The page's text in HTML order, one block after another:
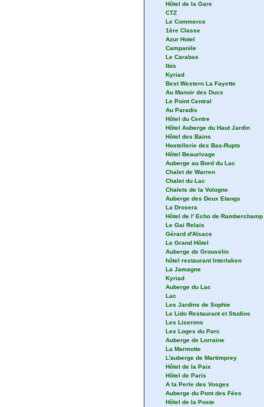
Hôtel de la Gare
CTZ
Le Commerce
1ère Classe
Azur Hotel
Campanile
Le Carabas
Ibis
Kyriad
Best Western La Fayette
Au Manoir des Ducs
Le Point Central
Au Paradis
Hôtel du Centre
Hôtel Auberge du Haut Jardin
Hôtel des Bains
Hostellerie des Bas-Rupts
Hôtel Beaurivage
Auberge au Bord du Lac
Chalet de Warren
Chalet du Lac
Chalets de la Vologne
Auberge des Deux Etangs
La Drosera
Hôtel de l' Echo de Ramberchamp
Le Gai Relais
Gérard d'Alsace
Le Grand Hôtel
Auberge de Grouvelin
hôtel restaurant Interlaken
La Jamagne
Kyriad
Auberge du Lac
Lac
Les Jardins de Sophie
Le Lido Restaurant et Studios
Les Liserons
Les Loges du Parc
Auberge de Lorraine
La Marmotte
L'auberge de Martimprey
Hôtel de la Paix
Hôtel de Paris
A la Perle des Vosges
Auberge du Pont des Fées
Hôtel de la Poste